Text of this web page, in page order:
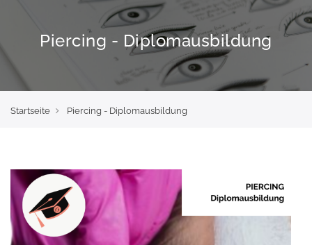
Piercing - Diplomausbildung
Startseite Piercing - Diplomausbildung